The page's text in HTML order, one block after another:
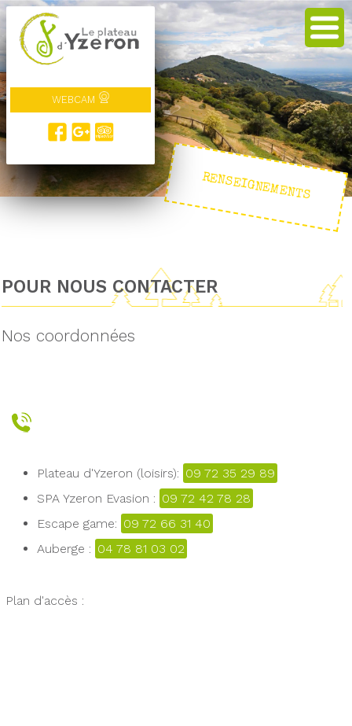
WEBCAM
RENSEIGNEMENTS
POUR NOUS CONTACTER
Nos coordonnées
Plateau d'Yzeron (loisirs): 09 72 35 29 89
SPA Yzeron Evasion : 09 72 42 78 28
Escape game: 09 72 66 31 40
Auberge : 04 78 81 03 02
Plan d'accès :